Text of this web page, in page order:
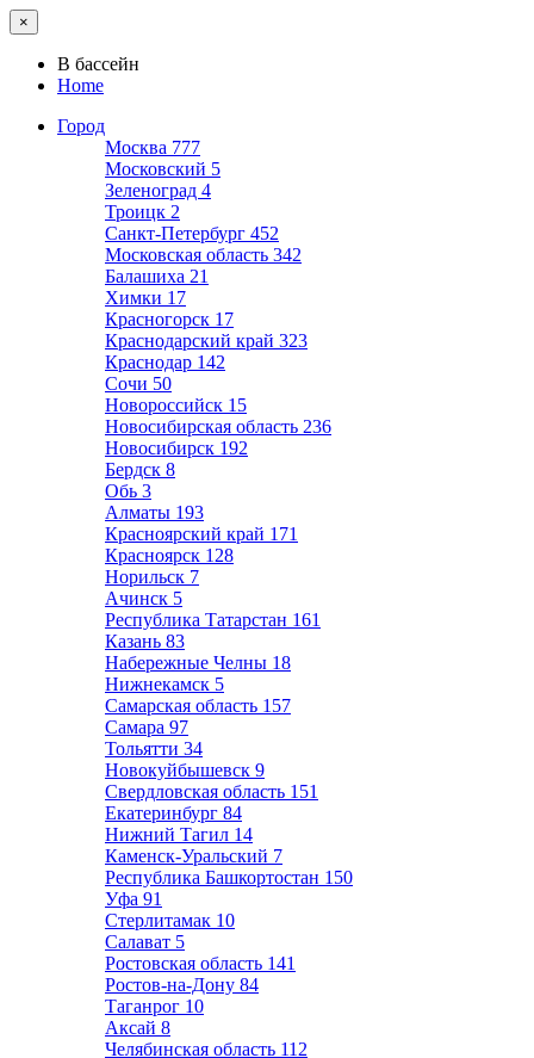
×
В бассейн
Home
Город
Москва 777
Московский 5
Зеленоград 4
Троицк 2
Санкт-Петербург 452
Московская область 342
Балашиха 21
Химки 17
Красногорск 17
Краснодарский край 323
Краснодар 142
Сочи 50
Новороссийск 15
Новосибирская область 236
Новосибирск 192
Бердск 8
Обь 3
Алматы 193
Красноярский край 171
Красноярск 128
Норильск 7
Ачинск 5
Республика Татарстан 161
Казань 83
Набережные Челны 18
Нижнекамск 5
Самарская область 157
Самара 97
Тольятти 34
Новокуйбышевск 9
Свердловская область 151
Екатеринбург 84
Нижний Тагил 14
Каменск-Уральский 7
Республика Башкортостан 150
Уфа 91
Стерлитамак 10
Салават 5
Ростовская область 141
Ростов-на-Дону 84
Таганрог 10
Аксай 8
Челябинская область 112